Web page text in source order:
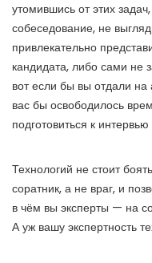
утомившись от этих
собеседование, не
привлекательно
кандидата, либо сами не
вот если бы вы отдали
вас бы освободилось
подготовиться к
Технологий не стоит
соратник, а не враг, и
в чём вы эксперты — на
А уж вашу экспертность